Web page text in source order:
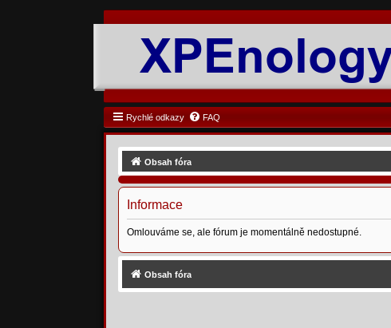
Rychlé odkazy FAQ
Obsah fóra
Informace
Omlouváme se, ale fórum je momentálně nedostupné.
Obsah fóra